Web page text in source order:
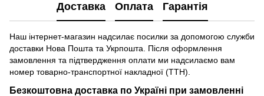
Доставка Оплата Гарантія
Наш інтернет-магазин надсилає посилки за допомогою служби
доставки Нова Пошта та Укрпошта. Після оформлення
замовлення та підтвердження оплати ми надсилаємо вам
номер товарно-транспортної накладної (ТТН).
Безкоштовна доставка по Україні при замовленні